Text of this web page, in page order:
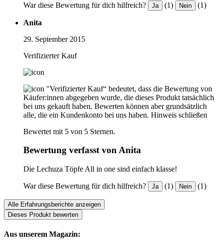
War diese Bewertung für dich hilfreich? Ja (1) Nein (1)
Anita
29. September 2015
Verifizierter Kauf
"Verifizierter Kauf“ bedeutet, dass die Bewertung von
Käufer:innen abgegeben wurde, die dieses Produkt tatsächlich
bei uns gekauft haben. Bewerten können aber grundsätzlich
alle, die ein Kundenkonto bei uns haben. Hinweis schließen
Bewertet mit 5 von 5 Sternen.
Bewertung verfasst von Anita
Die Lechuza Töpfe All in one sind einfach klasse!
War diese Bewertung für dich hilfreich? Ja (1) Nein (1)
Alle Erfahrungsberichte anzeigen
Dieses Produkt bewerten
Aus unserem Magazin: